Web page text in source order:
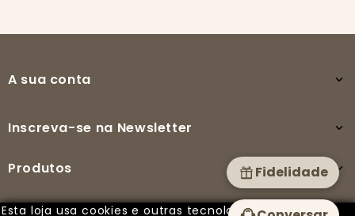
A sua conta 
Inscreva-se na Newsletter 
Produtos 
Esta loja usa cookies e outras tecnologias para
Fidelidade